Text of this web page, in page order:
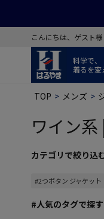
こんにちは、ゲスト様
科学で、
着るを変
TOP メンズ
ワイン系
カテゴリで絞り込
#2つボタン ジャケット
#人気のタグで探す